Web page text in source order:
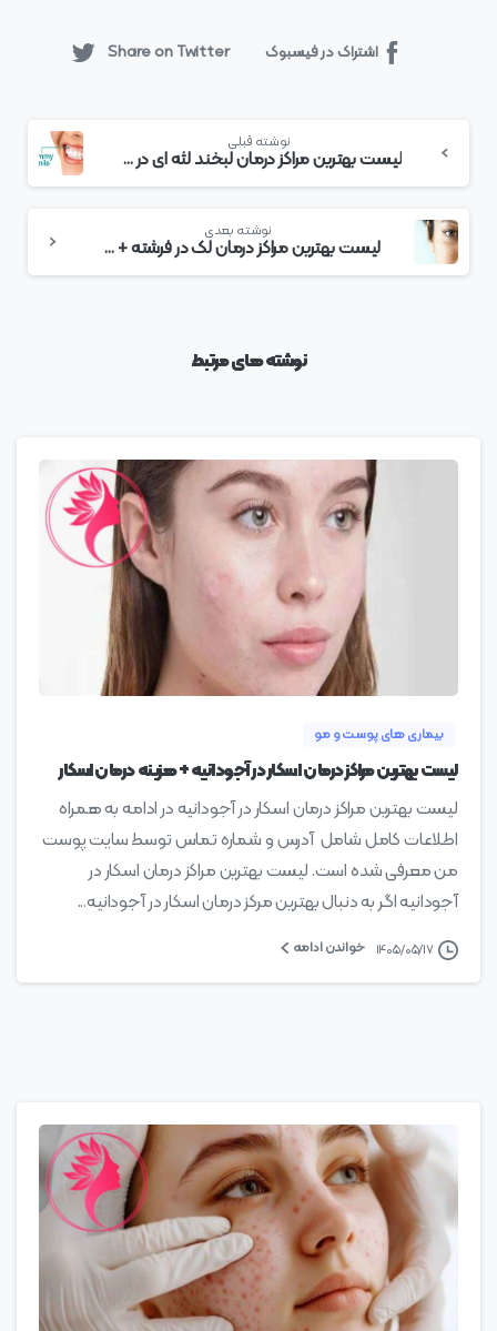
اشتراک در فیسبوک Share on Twitter
بخوانید
نوشته قبلی
لیست بهترین مراکز درمان لبخند لثه ای در فرشته + هزینه درمان لبخند لثه ای
نوشته بعدی
لیست بهترین مراکز درمان لک در فرشته + هزینه درمان لک
نوشته های مرتبط
بیماری های پوست و مو
لیست بهترین مراکز درمان اسکار در آجودانیه + هزینه درمان اسکار
لیست بهترین مراکز درمان اسکار در آجودانیه در ادامه به همراه
اطلاعات کامل شامل آدرس و شماره تماس توسط سایت پوست
من معرفی شده است. لیست بهترین مراکز درمان اسکار در
آجودانیه اگر به دنبال بهترین مرکز درمان اسکار در آجودانیه...
۱۴۰۵/۰۵/۱۷ خواندن ادامه
0